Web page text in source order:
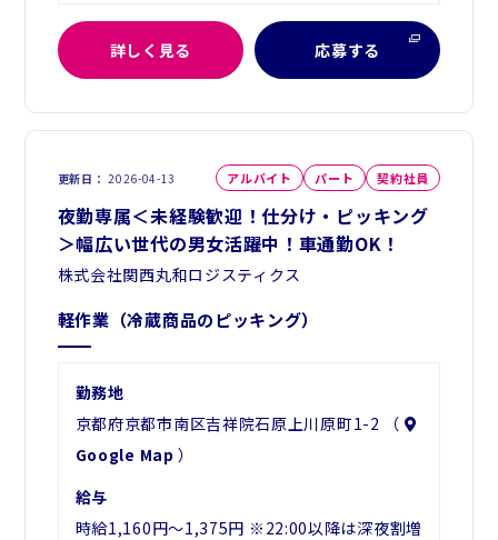
詳しく見る 応募する
更新日 2026-04-13 アルバイト パート 契約社員
夜勤専属＜未経験歓迎！仕分け・ピッキング
＞幅広い世代の男女活躍中！車通勤OK！
株式会社関西丸和ロジスティクス
軽作業（冷蔵商品のピッキング）
勤務地
京都府京都市南区吉祥院石原上川原町1-2 （
Google Map ）
給与
時給1,160円～1,375円 ※22:00以降は深夜割増